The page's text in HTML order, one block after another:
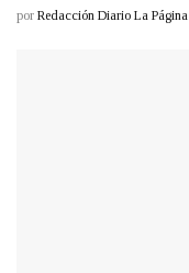
por Redacción Diario La Página